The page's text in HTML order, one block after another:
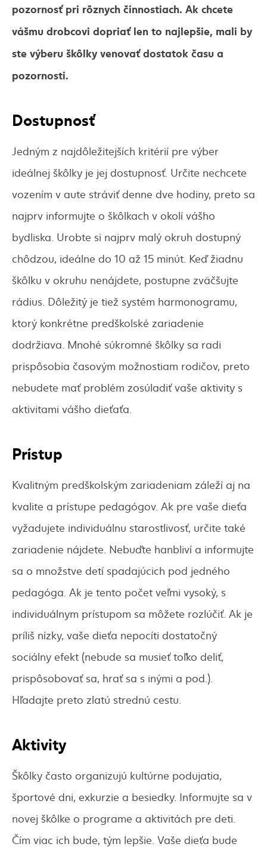
pozornosť pri rôznych činnostiach. Ak chcete
vášmu drobcovi dopriať len to najlepšie, mali by
ste výberu škôlky venovať dostatok času a
pozornosti.
Dostupnosť
Jedným z najdôležitejších kritérií pre výber
ideálnej škôlky je jej dostupnosť. Určite nechcete
vozením v aute stráviť denne dve hodiny, preto sa
najprv informujte o škôlkach v okolí vášho
bydliska. Urobte si najprv malý okruh dostupný
chôdzou, ideálne do 10 až 15 minút. Keď žiadnu
škôlku v okruhu nenájdete, postupne zväčšujte
rádius. Dôležitý je tiež systém harmonogramu,
ktorý konkrétne predškolské zariadenie
dodržiava. Mnohé súkromné škôlky sa radi
prispôsobia časovým možnostiam rodičov, preto
nebudete mať problém zosúladiť vaše aktivity s
aktivitami vášho dieťaťa.
Prístup
Kvalitným predškolským zariadeniam záleží aj na
kvalite a prístupe pedagógov. Ak pre vaše dieťa
vyžadujete individuálnu starostlivosť, určite také
zariadenie nájdete. Nebuďte hanbliví a informujte
sa o množstve detí spadajúcich pod jedného
pedagóga. Ak je tento počet veľmi vysoký, s
individuálnym prístupom sa môžete rozlúčiť. Ak je
príliš nízky, vaše dieťa nepocíti dostatočný
sociálny efekt (nebude sa musieť toľko deliť,
prispôsobovať sa, hrať sa s inými a pod.).
Hľadajte preto zlatú strednú cestu.
Aktivity
Škôlky často organizujú kultúrne podujatia,
športové dni, exkurzie a besiedky. Informujte sa v
novej škôlke o programe a aktivitách pre deti.
Čím viac ich bude, tým lepšie. Vaše dieťa bude